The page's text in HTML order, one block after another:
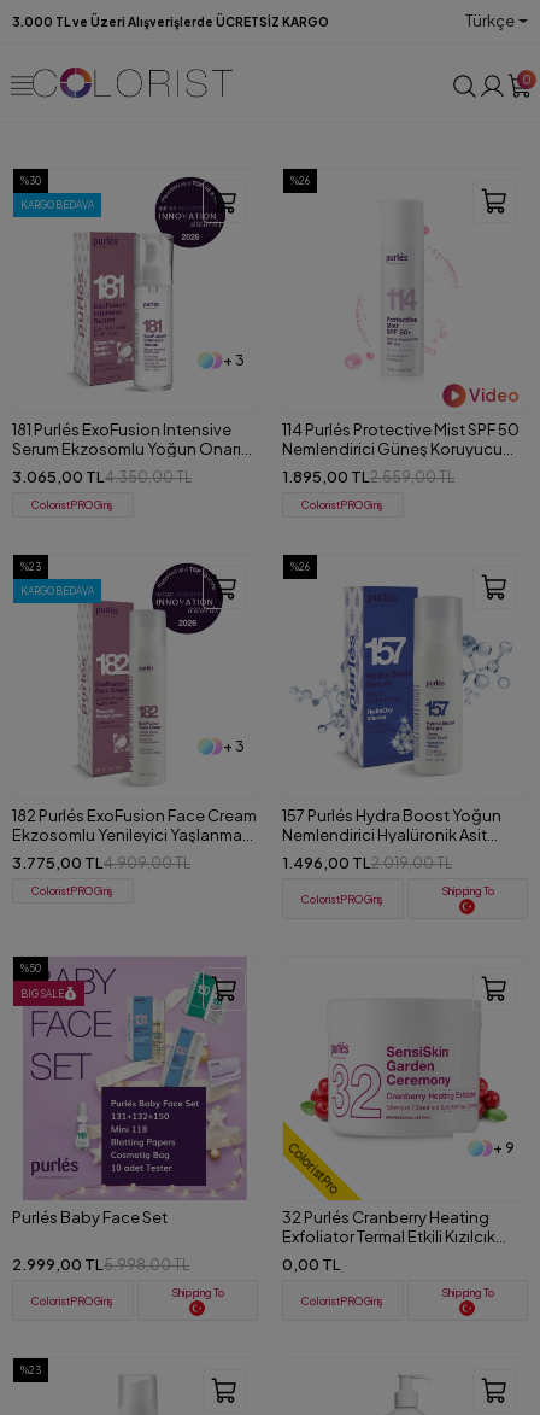
3.000 TL ve Üzeri Alışverişlerde ÜCRETSİZ KARGO Türkçe
0
%30
KARGO BEDAVA
+ 3
181 Purlés ExoFusion Intensive
Serum Ekzosomlu Yoğun Onarıcı
ve Sıkılaştırıcı Serum 30 ml
3.065,00 TL 4.350,00 TL
ColoristPRO Giriş
%26
Video
114 Purlés Protective Mist SPF 50
Nemlendirici Güneş Koruyucu
Sprey 150 ml
1.895,00 TL 2.559,00 TL
ColoristPRO Giriş
%23
KARGO BEDAVA
+ 3
182 Purlés ExoFusion Face Cream
Ekzosomlu Yenileyici Yaşlanma
Karşıtı Yüz Kremi 50 ml
3.775,00 TL 4.909,00 TL
ColoristPRO Giriş
%26
157 Purlés Hydra Boost Yoğun
Nemlendirici Hyalüronik Asit
Serum 30 ml
1.496,00 TL 2.019,00 TL
ColoristPRO Giriş
Shipping To
%50
BIG SALE
Purlés Baby Face Set
2.999,00 TL 5.998,00 TL
ColoristPRO Giriş
Shipping To
ColoristPro + 9
32 Purlés Cranberry Heating
Exfoliator Termal Etkili Kızılcık
Özlü Peeling 200 ml
0,00 TL
ColoristPRO Giriş
Shipping To
%23